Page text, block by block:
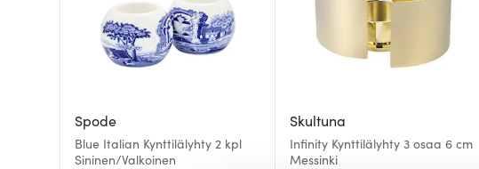
Spode
Blue Italian Kynttilälyhty 2 kpl
Sininen/Valkoinen
Skultuna
Infinity Kynttilälyhty 3 osaa 6 cm
Messinki